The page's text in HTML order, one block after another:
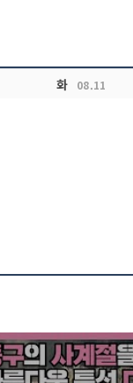
화 08.11